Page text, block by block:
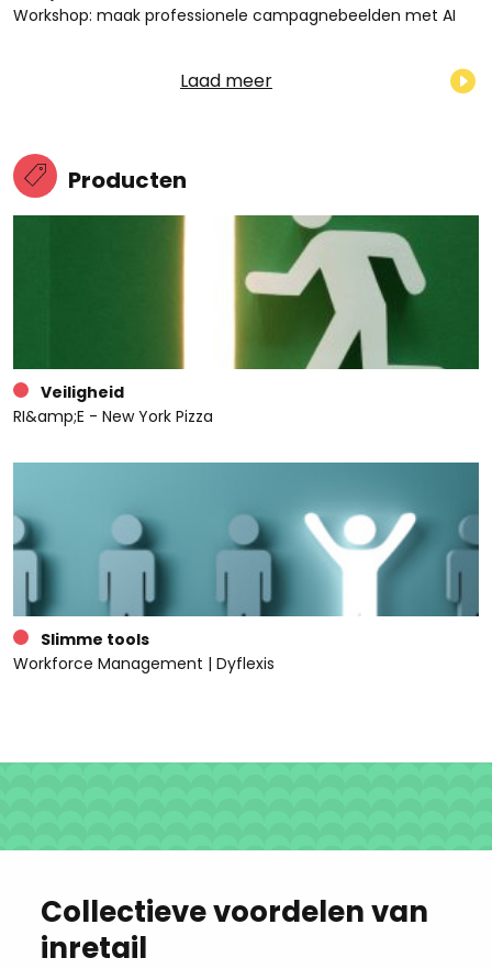
Workshop: maak professionele campagnebeelden met AI
Laad meer
Producten
Veiligheid
RI&amp;E - New York Pizza
Slimme tools
Workforce Management | Dyflexis
Collectieve voordelen van
inretail